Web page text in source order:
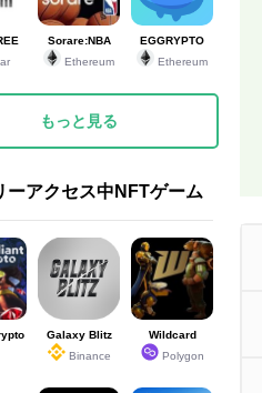
Sorare:NBA
Ethereum
EGGRYPTO
Ethereum
もっと見る
ーアクセス中NFTゲーム
Galaxy Blitz
Binance
Wildcard
Polygon